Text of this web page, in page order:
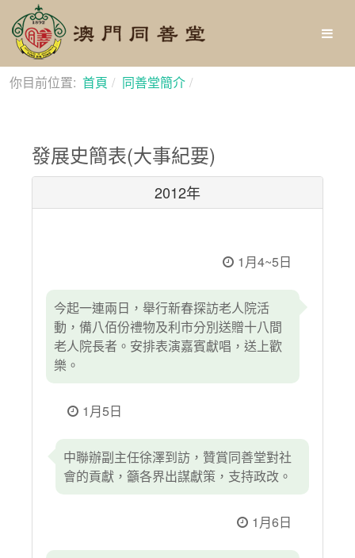
你目前位置: 首頁 同善堂簡介
發展史簡表(大事紀要)
2012年
1月4~5日
今起一連兩日，舉行新春探訪老人院活
動，備八佰份禮物及利市分別送贈十八間
老人院長者。安排表演嘉賓獻唱，送上歡
樂。
1月5日
中聯辦副主任徐澤到訪，贊賞同善堂對社
會的貢獻，籲各界出謀獻策，支持政改。
1月6日